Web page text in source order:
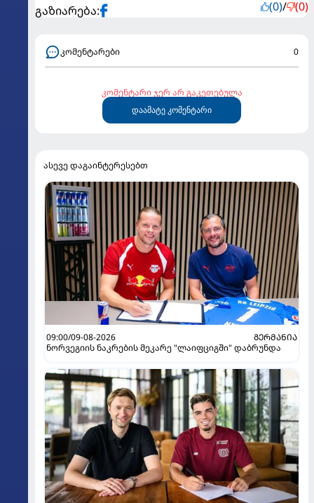
გაზიარება: (0)/ (0)
კომენტარები 0
კომენტარი ჯერ არ გაკეთებულა
დაამატე კომენტარი
ასევე დაგაინტერესებთ
09:00/09-08-2026
ᲒᲔᲠᲛᲐᲜᲘᲐ
ნორვეგიის ნაკრების მეკარე "ლაიფციგში" დაბრუნდა